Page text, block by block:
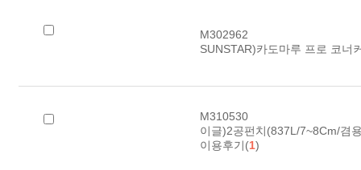
M302962
SUNSTAR)카도마루 프로 코너
M310530
이글)2공펀치(837L/7~8Cm/겸
이용후기(1)